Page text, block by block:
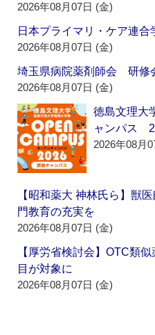
2026年08月07日 (金)
日本プライマリ・ケア連
2026年08月07日 (金)
埼玉県病院薬剤師会 研
2026年08月07日 (金)
徳島文理
ャンパス
2026年08月
【昭和薬大 神林氏ら】獣
門教育の充実を
2026年08月07日 (金)
【厚労省検討会】OTC類
目が対象に
2026年08月07日 (金)